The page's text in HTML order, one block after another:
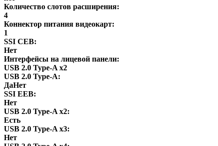
Количество слотов расширения:
4
Коннектор питания видеокарт:
1
SSI CEB:
Нет
Интерфейсы на лицевой панели:
USB 2.0 Type-A х2
USB 2.0 Type-A:
ДаНет
SSI EEB:
Нет
USB 2.0 Type-A х2:
Есть
USB 2.0 Type-A х3:
Нет